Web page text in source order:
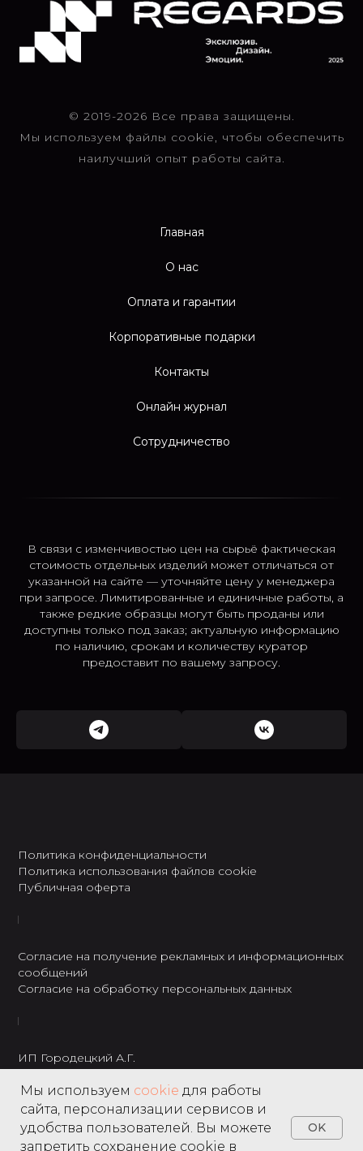
© 2019-2026 Все права защищены.
Мы используем файлы cookie, чтобы обеспечить
наилучший опыт работы сайта.
Главная
О нас
Оплата и гарантии
Корпоративные подарки
Контакты
Онлайн журнал
Сотрудничество
В связи с изменчивостью цен на сырьё фактическая
стоимость отдельных изделий может отличаться от
указанной на сайте — уточняйте цену у менеджера
при запросе. Лимитированные и единичные работы, а
также редкие образцы могут быть проданы или
доступны только под заказ; актуальную информацию
по наличию, срокам и количеству куратор
предоставит по вашему запросу.
Политика конфиденциальности
Политика использования файлов cookie
Публичная оферта
Согласие на получение рекламных и информационных
сообщений
Согласие на обработку персональных данных
ИП Городецкий А.Г.
ИНН: 237301234120
8 495 122 22 49
Мы используем cookie для работы
сайта, персонализации сервисов и
удобства пользователей. Вы можете
запретить сохранение cookie в
OK